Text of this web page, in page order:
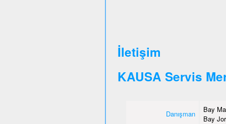
İletişim
KAUSA Servis
Danışman
Bay
Bay